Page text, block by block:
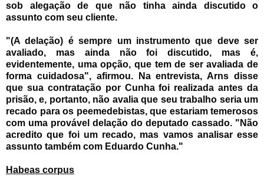
sob alegação de que não tinha ainda discutido o
assunto com seu cliente.
"(A delação) é sempre um instrumento que deve ser
avaliado, mas ainda não foi discutido, mas é,
evidentemente, uma opção, que tem de ser avaliada de
forma cuidadosa", afirmou.
Na entrevista, Arns disse
que sua contratação por Cunha foi realizada antes da
prisão, e, portanto, não avalia que seu trabalho seria um
recado para os peemedebistas, que estariam temerosos
com uma provável delação do deputado cassado. "Não
acredito que foi um recado, mas vamos analisar esse
assunto também com Eduardo Cunha."
Habeas corpus